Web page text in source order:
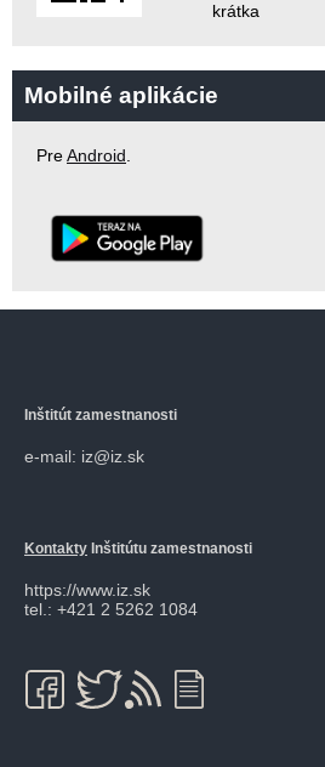
krátka url:
Mobilné aplikácie
PreAndroid.
Inštitút zamestnanosti
e-mail: iz@iz.sk
Kontakty Inštitútu zamestnanosti
https://www.iz.sk
tel.: +421 2 5262 1084